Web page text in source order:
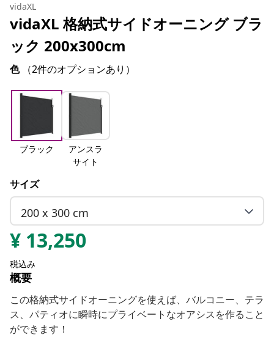
vidaXL
vidaXL 格納式サイドオーニング ブラ
ック 200x300cm
色 （2件のオプションあり）
ブラック
アンスラ
サイト
サイズ
200 x 300 cm
¥ 13,250
税込み
概要
この格納式サイドオーニングを使えば、バルコニー、テラ
ス、パティオに瞬時にプライベートなオアシスを作ること
ができます！